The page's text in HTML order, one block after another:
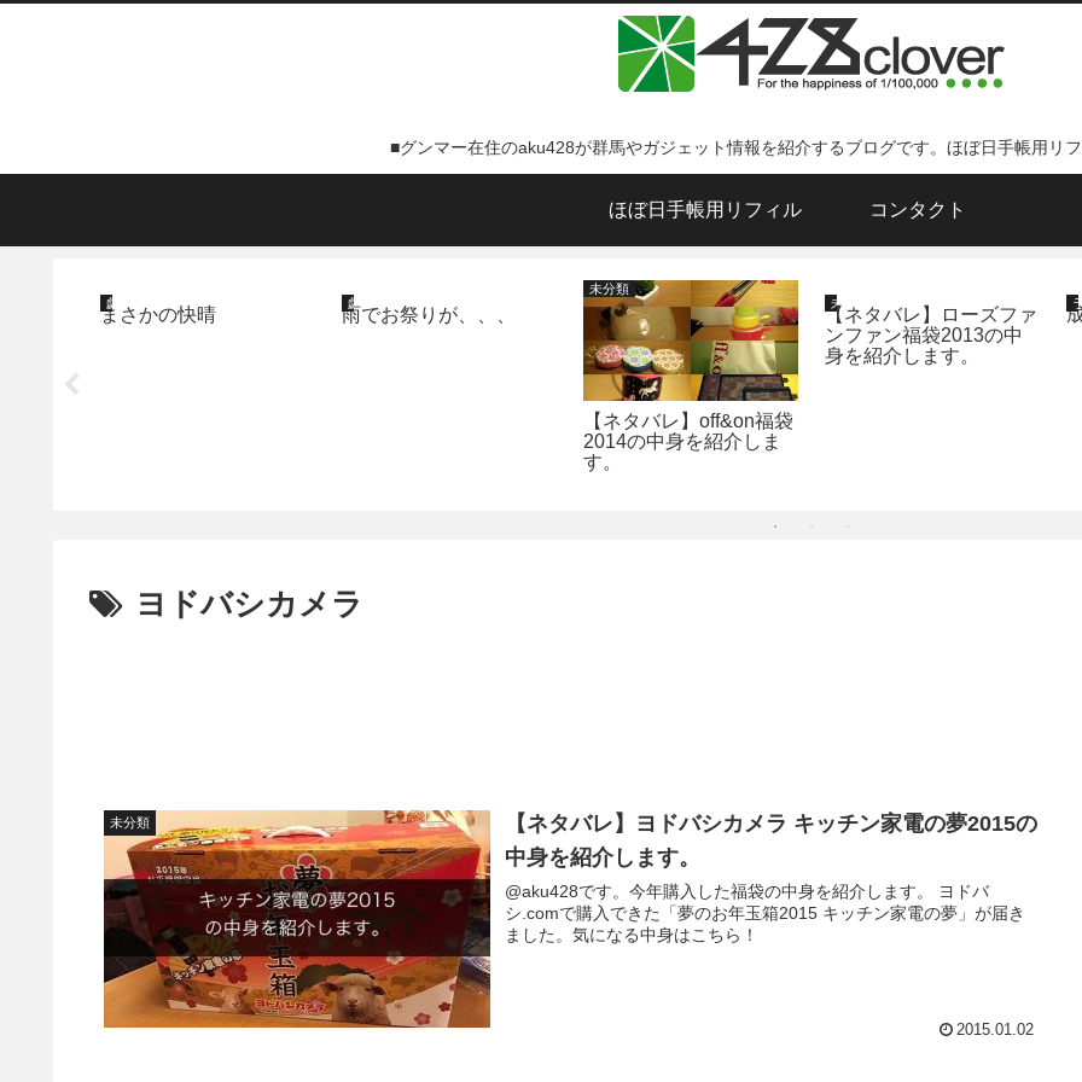
■グンマー在住のaku428が群馬やガジェット情報を紹介するブログです。ほぼ日手帳用リ
ほぼ日手帳用リフィル コンタクト
戯言
まさかの快晴
戯言
雨でお祭りが、、、
未分類
【ネタバレ】off&on福袋
2014の中身を紹介しま
す。
未分類
【ネタバレ】ローズファ
ンファン福袋2013の中
身を紹介します。
ヨドバシカメラ
未分類
【ネタバレ】ヨドバシカメラ キッチン家電の夢2015の
中身を紹介します。
@aku428です。今年購入した福袋の中身を紹介します。 ヨドバ
シ.comで購入できた「夢のお年玉箱2015 キッチン家電の夢」が届き
ました。気になる中身はこちら！
2015.01.02